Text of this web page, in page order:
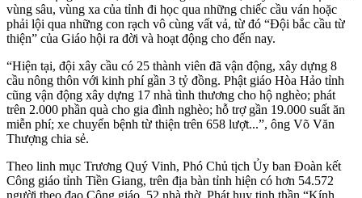
vùng sâu, vùng xa của tỉnh đi học qua những chiếc cầu ván hoặc
phải lội qua những con rạch vô cùng vất vả, từ đó “Đội bắc cầu từ
thiện” của Giáo hội ra đời và hoạt động cho đến nay.
“Hiện tại, đội xây cầu có 25 thành viên đã vận động, xây dựng 8
cầu nông thôn với kinh phí gần 3 tỷ đồng. Phật giáo Hòa Hảo tỉnh
cũng vận động xây dựng 17 nhà tình thương cho hộ nghèo; phát
trên 2.000 phần quà cho gia đình nghèo; hỗ trợ gần 19.000 suất ăn
miễn phí; xe chuyển bệnh từ thiện trên 658 lượt...”, ông Võ Văn
Thượng chia sẻ.
Theo linh mục Trương Quý Vinh, Phó Chủ tịch Ủy ban Đoàn kết
Công giáo tỉnh Tiền Giang, trên địa bàn tỉnh hiện có hơn 54.572